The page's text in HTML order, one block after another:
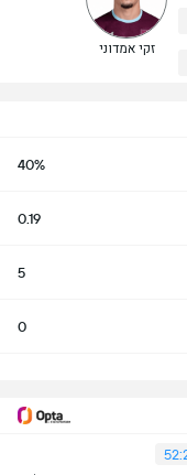
זקי אמדוני
40%
0.19
5
0